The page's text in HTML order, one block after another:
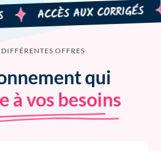
ACCÈS AUX CORRIGÉS
DIFFÉRENTES OFFRES
qui
à vos besoins